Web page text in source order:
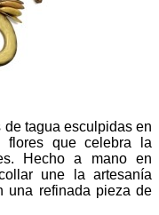
de tagua esculpidas en
flores que celebra la
Hecho a mano en
une la artesanía
una refinada pieza de